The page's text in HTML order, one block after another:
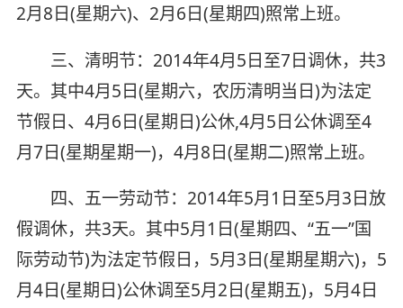
2月8日(星期六)、2月6日(星期四)照常上班。
三、清明节：2014年4月5日至7日调休，共3
天。其中4月5日(星期六，农历清明当日)为法定
节假日、4月6日(星期日)公休,4月5日公休调至4
月7日(星期星期一)，4月8日(星期二)照常上班。
四、五一劳动节：2014年5月1日至5月3日放
假调休，共3天。其中5月1日(星期四、“五一”国
际劳动节)为法定节假日，5月3日(星期星期六)，5
月4日(星期日)公休调至5月2日(星期五)，5月4日